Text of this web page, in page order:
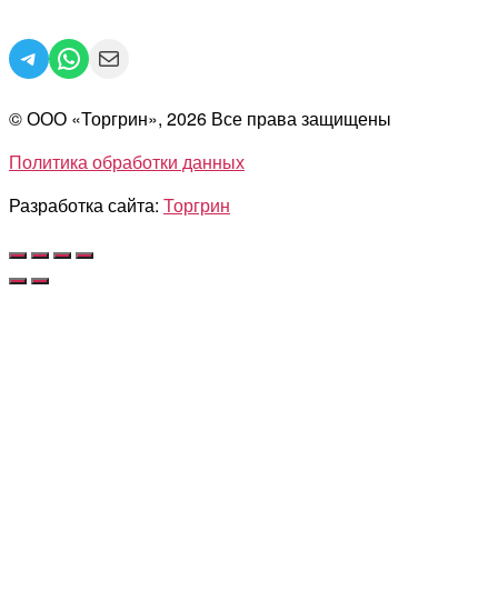
Telegram
WhatsApp
Mail
© ООО «Торгрин», 2026 Все права защищены
Политика обработки данных
Разработка сайта: Торгрин